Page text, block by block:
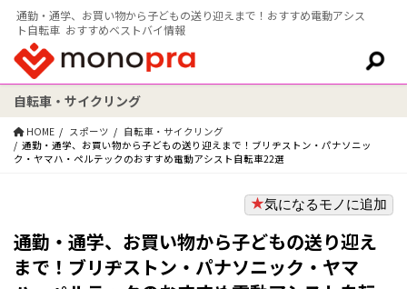
通勤・通学、お買い物から子どもの送り迎えまで！おすすめ電動アシス
ト自転車 おすすめベストバイ情報
検索:
自転車・サイクリング
HOME スポーツ
自転車・サイクリング
通勤・通学、お買い物から子どもの送り迎えまで！ブリヂストン・パナソニッ
ク・ヤマハ・ペルテックのおすすめ電動アシスト自転車22選
気になるモノに追加
通勤・通学、お買い物から子どもの送り迎え
まで！ブリヂストン・パナソニック・ヤマ